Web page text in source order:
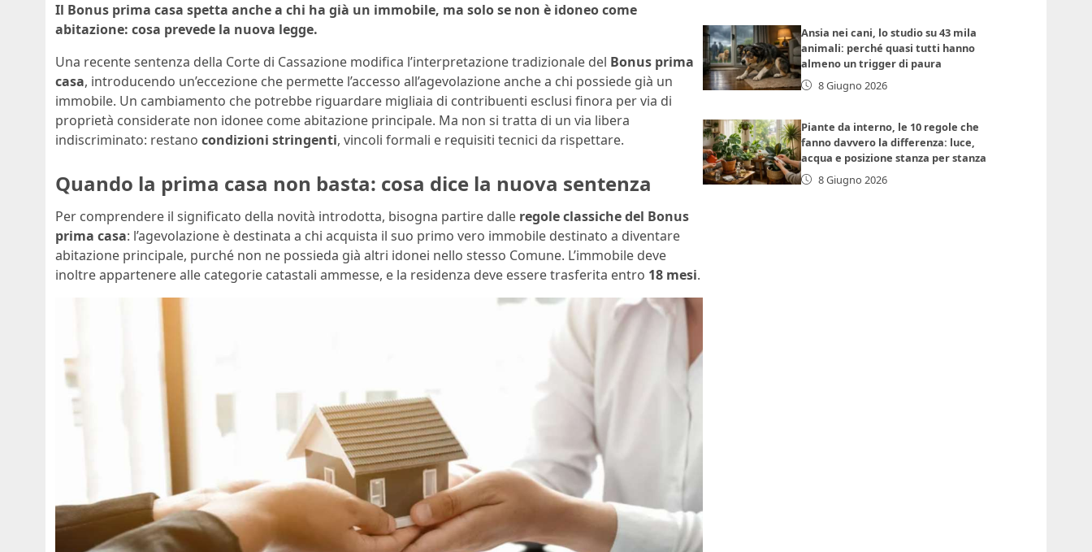
Il Bonus prima casa spetta anche a chi ha già un immobile, ma solo se non è idoneo come
abitazione: cosa prevede la nuova legge.
Una recente sentenza della Corte di Cassazione modifica l’interpretazione tradizionale del Bonus prima
casa, introducendo un’eccezione che permette l’accesso all’agevolazione anche a chi possiede già un
immobile. Un cambiamento che potrebbe riguardare migliaia di contribuenti esclusi finora per via di
proprietà considerate non idonee come abitazione principale. Ma non si tratta di un via libera
indiscriminato: restano condizioni stringenti, vincoli formali e requisiti tecnici da rispettare.
Quando la prima casa non basta: cosa dice la nuova sentenza
Per comprendere il significato della novità introdotta, bisogna partire dalle regole classiche del Bonus
prima casa: l’agevolazione è destinata a chi acquista il suo primo vero immobile destinato a diventare
abitazione principale, purché non ne possieda già altri idonei nello stesso Comune. L’immobile deve
inoltre appartenere alle categorie catastali ammesse, e la residenza deve essere trasferita entro 18 mesi.
Ansia nei cani, lo studio su 43 mila
animali: perché quasi tutti hanno
almeno un trigger di paura
8 Giugno 2026
Piante da interno, le 10 regole che
fanno davvero la differenza: luce,
acqua e posizione stanza per stanza
8 Giugno 2026